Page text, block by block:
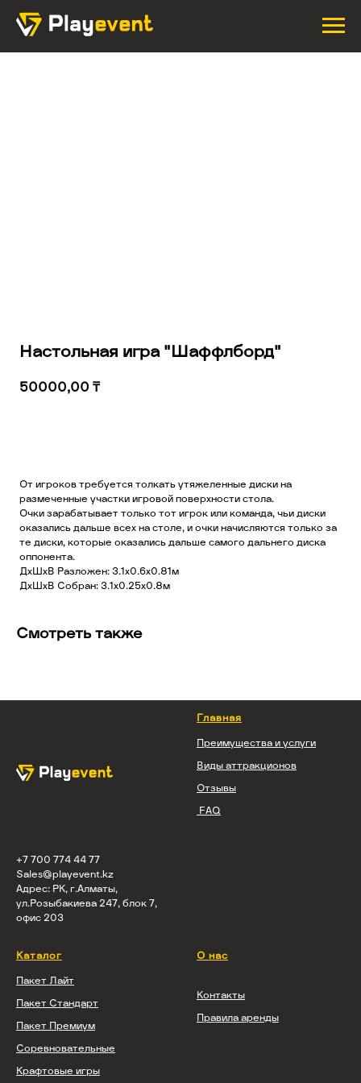
Настольная игра "Шаффлборд"
50000,00 ₸
От игроков требуется толкать утяжеленные диски на
размеченные участки игровой поверхности стола.
Очки зарабатывает только тот игрок или команда, чьи диски
оказались дальше всех на столе, и очки начисляются только за
те диски, которые оказались дальше самого дальнего диска
оппонента.
ДхШхВ Разложен: 3.1x0.6х0.81м
ДхШхВ Собран: 3.1x0.25х0.8м
Смотреть также
+7 700 774 44 77
Sales@playevent.kz
Адрес: РК, г.Алматы,
ул.Розыбакиева 247, блок 7,
офис 203
Главная
Преимущества и услуги
Виды аттракционов
Отзывы
FAQ
Каталог
Пакет Лайт
Пакет Стандарт
Пакет Премиум
Соревновательные
Крафтовые игры
О нас
Контакты
Правила аренды